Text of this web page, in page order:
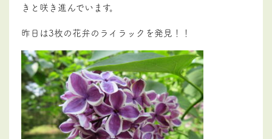
きと咲き進んでいます。
昨日は3枚の花弁のライラックを発見！！